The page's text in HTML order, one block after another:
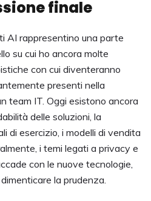
finale
AI rappresentino una parte
su cui ho ancora molte
con cui diventeranno
presenti nella
team IT. Oggi esistono ancora
delle soluzioni, la
di esercizio, i modelli di vendita
i temi legati a privacy e
con le nuove tecnologie,
la prudenza.